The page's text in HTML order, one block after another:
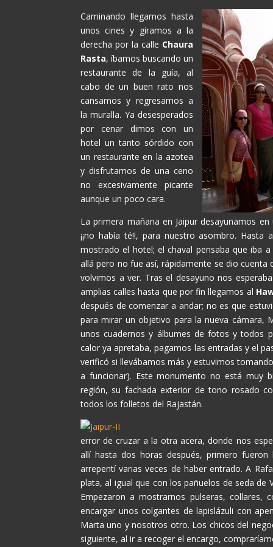
Caminando llegamos hasta
unos cines y giramos a la
derecha por la calle Chaura
Rasta, íbamos buscando un
restaurante de la guía, al
cabo de un buen rato nos
cansamos y regresamos a
la muralla. Ya desesperados
por cenar dimos con un
hotel un tanto sórdido con
un restaurante en la azotea
y disfrutamos de una ceno
no excesivamente picante
aunque un poco cara.
La primera mañana en Jaipur desayunamos
¡¡no había té!!, para nuestro asombro.
mostrado el hotel; el chaval pensaba que iba
allá pero no fue así, rápidamente se dio
volvimos a ver. Tras el desayuno nos
amplias calles hasta que por fin llegamos al
después de comenzar a andar; no es que
para mirar un objetivo para la nueva cámara,
unos cuadernos y álbumes de fotos y todos
calor ya apretaba, pagamos las entradas y el
verificó si llevábamos más y estuvimos
a funcionar). Este monumento no está muy
región, su fachada exterior de tono rosado
todos los folletos del Rajastán.
error de cruzar a la otra acera, donde nos
allí hasta dos horas después, primero
arrepentí varias veces de haber entrado. A
plata, al igual que con los pañuelos de seda de
Empezaron a mostrarnos pulseras,
encargar unos colgantes de lapislázuli con
Marta uno y nosotros otro. Los chicos del
siguiente, al ir a recoger el encargo,